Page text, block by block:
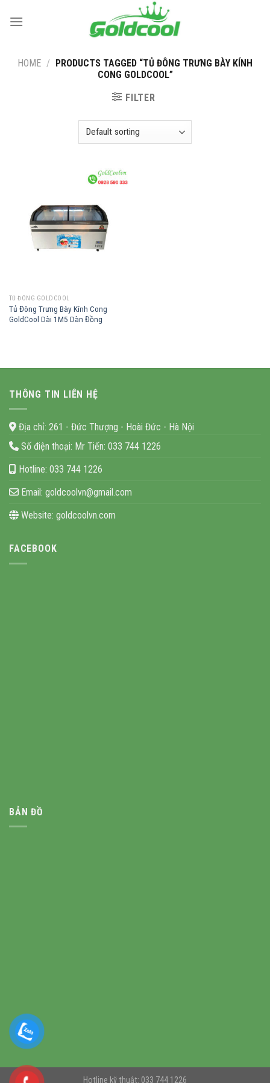
HOME / PRODUCTS TAGGED “TỦ ĐÔNG TRƯNG BÀY KÍNH
CONG GOLDCOOL”
FILTER
TỦ ĐÔNG GOLDCOOL
Tủ Đông Trưng Bày Kính Cong
GoldCool Dài 1M5 Dàn Đồng
THÔNG TIN LIÊN HỆ
Địa chỉ: 261 - Đức Thượng - Hoài Đức - Hà Nội
Số điện thoại: Mr Tiến: 033 744 1226
Hotline: 033 744 1226
Email: goldcoolvn@gmail.com
Website: goldcoolvn.com
FACEBOOK
BẢN ĐỒ
Hotline kỹ thuật: 033 744 1226